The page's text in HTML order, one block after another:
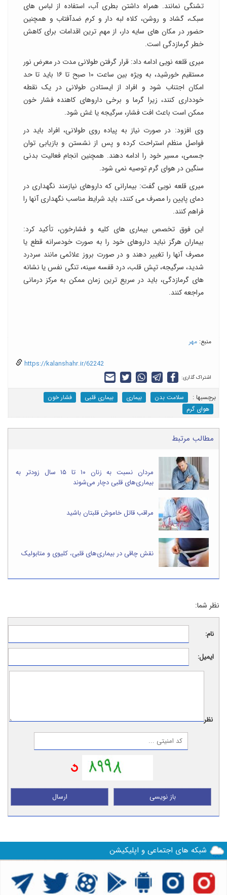
تشنگی نمانند. همراه داشتن بطری آب، استفاده از لباس های
سبک، گشاد و روشن، کلاه لبه دار و کرم ضدآفتاب و همچنین
حضور در مکان های سایه دار، از مهم ترین اقدامات برای کاهش
خطر گرمازدگی است.
میری قلعه نویی ادامه داد: قرار گرفتن طولانی مدت در معرض نور
مستقیم خورشید، به ویژه بین ساعت ۱۰ صبح تا ۱۶ باید تا حد
امکان اجتناب شود و افراد از ایستادن طولانی در یک نقطه
خودداری کنند، زیرا گرما و برخی داروهای کاهنده فشار خون
ممکن است باعث افت فشار، سرگیجه یا غش شود.
وی افزود: در صورت نیاز به پیاده روی طولانی، افراد باید در
فواصل منظم استراحت کرده و پس از نشستن و بازیابی توان
جسمی، مسیر خود را ادامه دهند. همچنین انجام فعالیت بدنی
سنگین در هوای گرم توصیه نمی شود.
میری قلعه نویی گفت: بیمارانی که داروهای نیازمند نگهداری در
دمای پایین را مصرف می کنند، باید شرایط مناسب نگهداری آنها را
فراهم کنند.
این فوق تخصص بیماری های کلیه و فشارخون، تأکید کرد:
بیماران هرگز نباید داروهای خود را به صورت خودسرانه قطع یا
مصرف آنها را تغییر دهند و در صورت بروز علائمی مانند سردرد
شدید، سرگیجه، تپش قلب، درد قفسه سینه، تنگی نفس یا نشانه
های گرمازدگی، باید در سریع ترین زمان ممکن به مرکز درمانی
مراجعه کنند.
منبع: مهر
https://kalanshahr.ir/62242
اشتراک گذاری:
برچسب‎ها : سلامت بدن بیماری بیماری قلبی
فشار خون
هوای گرم
مطالب مرتبط
مردان نسبت به زنان ۱۰ تا ۱۵ سال زودتر به
بیماری‌های قلبی دچار می‌شوند
مراقب قاتل خاموش قلبتان باشید
نقش چاقی در بیماری‌های قلبی، کلیوی و متابولیک
نظر شما:
نام:
ایمیل:
نظر:
ارسال باز نویسی
شبکه های اجتماعی و اپلیکیشن